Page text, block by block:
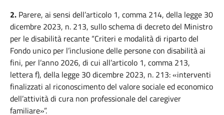
2. Parere, ai sensi dell’articolo 1, comma 214, della legge 30
dicembre 2023, n. 213, sullo schema di decreto del Ministro
per le disabilità recante “Criteri e modalità di riparto del
Fondo unico per l’inclusione delle persone con disabilità ai
fini, per l’anno 2026, di cui all’articolo 1, comma 213,
lettera f), della legge 30 dicembre 2023, n. 213: «interventi
finalizzati al riconoscimento del valore sociale ed economico
dell’attività di cura non professionale del caregiver
familiare»”.